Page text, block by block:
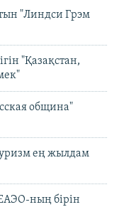
"Линдси Грэм
"Қазақстан,
община"
ең жылдам
ның бірін